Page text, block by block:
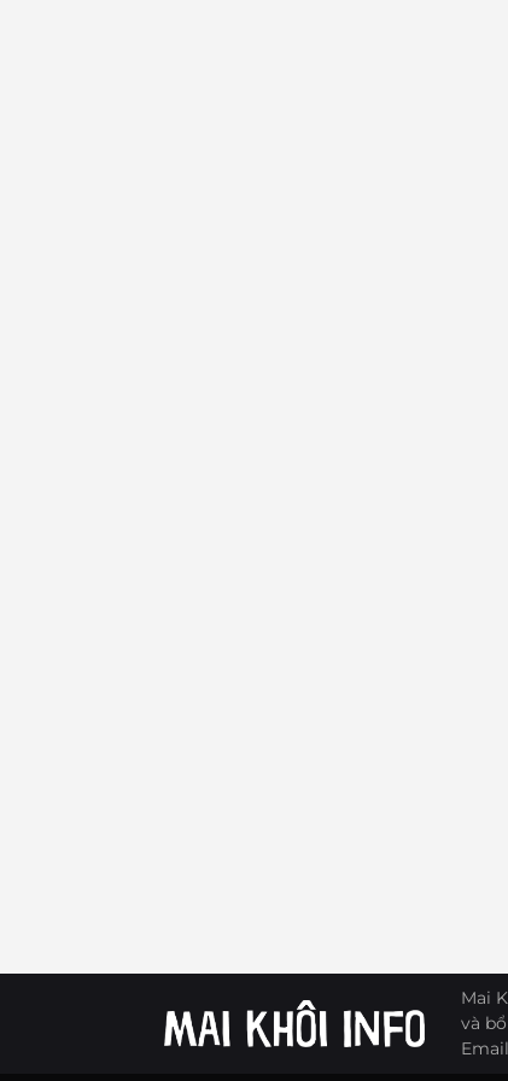
Mai
và